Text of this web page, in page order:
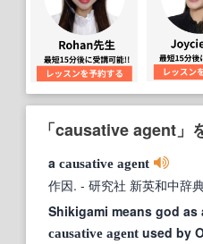
「causative agent」
a causative agent
作因. - 研究社 新英和中辞
Shikigami means god as
causative agent used by